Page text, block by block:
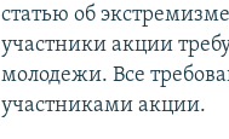
статью об
участники акции
молодежи. Все
участниками акции.